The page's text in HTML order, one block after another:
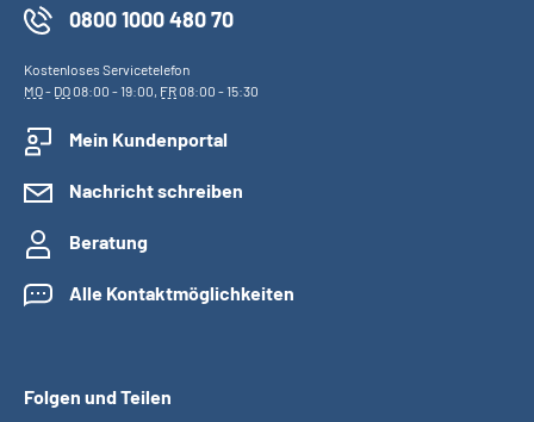
0800 1000 480 70
Kostenloses Servicetelefon
MO- DO08:00 - 19:00, FR08:00 - 15:30
Mein Kundenportal
Nachricht schreiben
Beratung
Alle Kontaktmöglichkeiten
Folgen und Teilen